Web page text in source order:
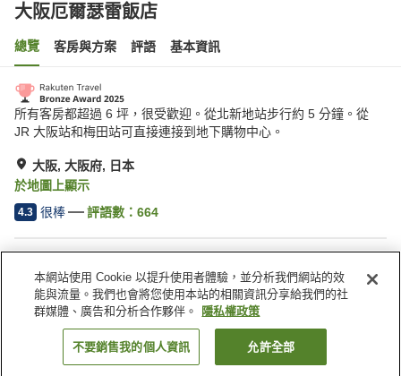
大阪厄爾瑟雷飯店
總覽 客房與方案 評語 基本資訊
所有客房都超過 6 坪，很受歡迎。從北新地站步行約 5 分鐘。從
JR 大阪站和梅田站可直接連接到地下購物中心。
大阪, 大阪府, 日本
於地圖上顯示
4.3 很棒 評語數： 664
無線網路
停車場
咖啡廳
全館禁菸
日本 大阪府 大阪 大阪厄爾瑟雷飯店
找客房
本網站使用 Cookie 以提升使用者體驗，並分析我們網站的效
能與流量。我們也會將您使用本站的相關資訊分享給我們的社
群媒體、廣告和分析合作夥伴。
隱私權政策
不要銷售我的個人資訊 允許全部